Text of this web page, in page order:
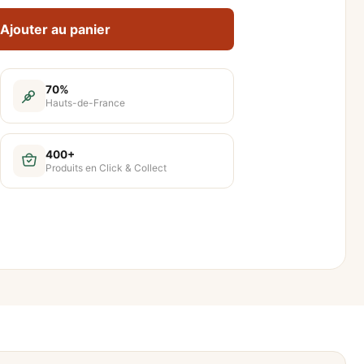
Ajouter au panier
70%
Hauts-de-France
400+
Produits en Click & Collect